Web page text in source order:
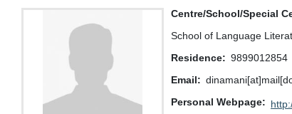
Centre/School/Special
School of Language
Residence
9899012854
Email
Personal Webpage